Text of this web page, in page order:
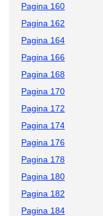
Pagina 160
Pagina 162
Pagina 164
Pagina 166
Pagina 168
Pagina 170
Pagina 172
Pagina 174
Pagina 176
Pagina 178
Pagina 180
Pagina 182
Pagina 184